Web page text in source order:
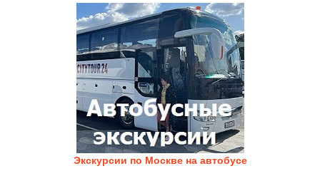
Экскурсии по Москве на автобусе